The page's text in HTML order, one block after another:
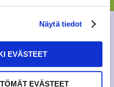
Näytä tiedot
EVÄSTEET
EVÄSTEET
BLOGI
12.9.2015